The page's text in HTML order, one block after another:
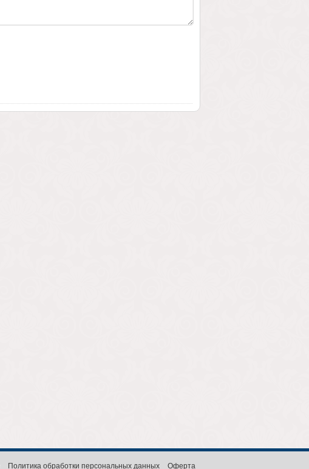
Политика обработки персональных данных Оферта